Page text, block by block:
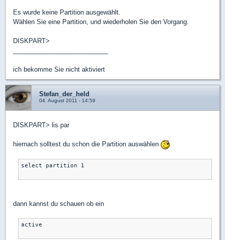
Es wurde keine Partition ausgewählt.
Wählen Sie eine Partition, und wiederholen Sie den Vorgang.
DISKPART>
ich bekomme Sie nicht aktiviert
Stefan_der_held
04. August 2011 - 14:59
DISKPART> lis par
hiernach solltest du schon die Partition auswählen
select partition 1
dann kannst du schauen ob ein
active